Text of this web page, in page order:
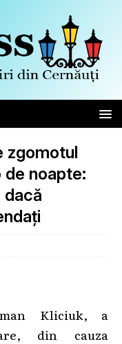
zgomotul
noapte:
dacă
Kliciuk, a
din cauza